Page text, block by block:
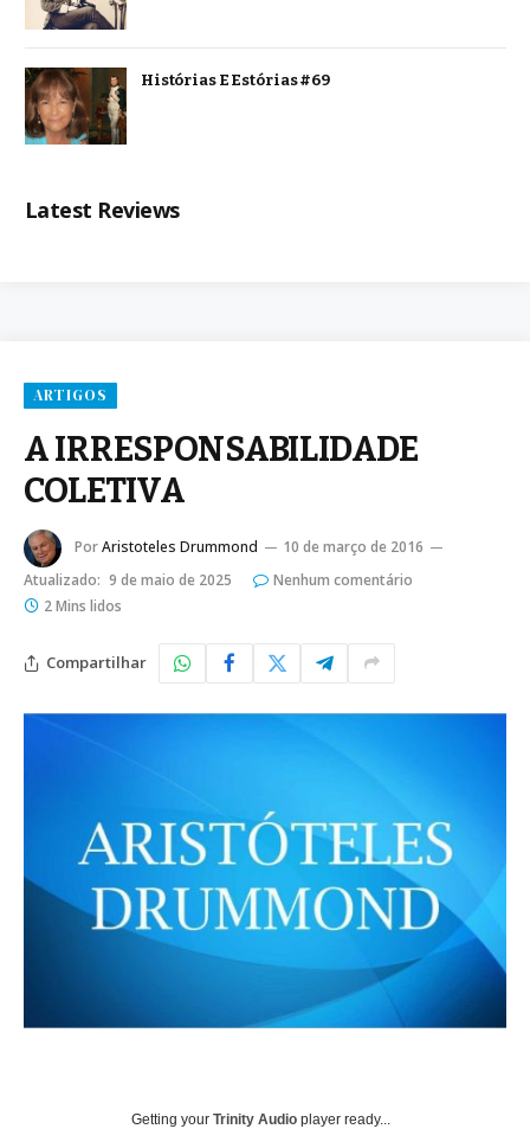
Histórias E Estórias #69
Latest Reviews
ARTIGOS
A IRRESPONSABILIDADE
COLETIVA
PorAristoteles Drummond
10 de março de 2016
Atualizado: 9 de maio de 2025
Nenhum comentário
2 Mins lidos
Compartilhar
Getting your Trinity Audio player ready...